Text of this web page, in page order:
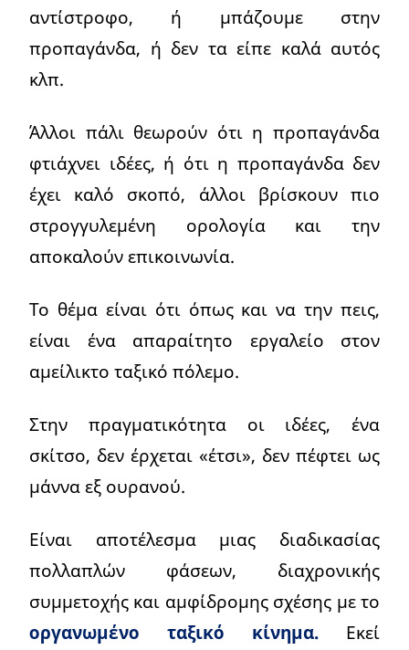
αντίστροφο, ή μπάζουμε στην
προπαγάνδα, ή δεν τα είπε καλά αυτός
κλπ.
Άλλοι πάλι θεωρούν ότι η προπαγάνδα
φτιάχνει ιδέες, ή ότι η προπαγάνδα δεν
έχει καλό σκοπό, άλλοι βρίσκουν πιο
στρογγυλεμένη ορολογία και την
αποκαλούν επικοινωνία.
Το θέμα είναι ότι όπως και να την πεις,
είναι ένα απαραίτητο εργαλείο στον
αμείλικτο ταξικό πόλεμο.
Στην πραγματικότητα οι ιδέες, ένα
σκίτσο, δεν έρχεται «έτσι», δεν πέφτει ως
μάννα εξ ουρανού.
Είναι αποτέλεσμα μιας διαδικασίας
πολλαπλών φάσεων, διαχρονικής
συμμετοχής και αμφίδρομης σχέσης με το
οργανωμένο ταξικό κίνημα. Εκεί